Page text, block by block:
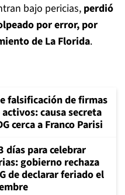
bajo pericias,perdió
por error, por
de La Florida.
falsificación de firmas
causa secreta
cerca a Franco Parisi
días para celebrar
gobierno rechaza
de declarar feriado el